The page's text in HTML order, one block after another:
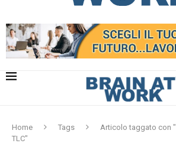
Home Tags
Articolo taggato con
TLC"